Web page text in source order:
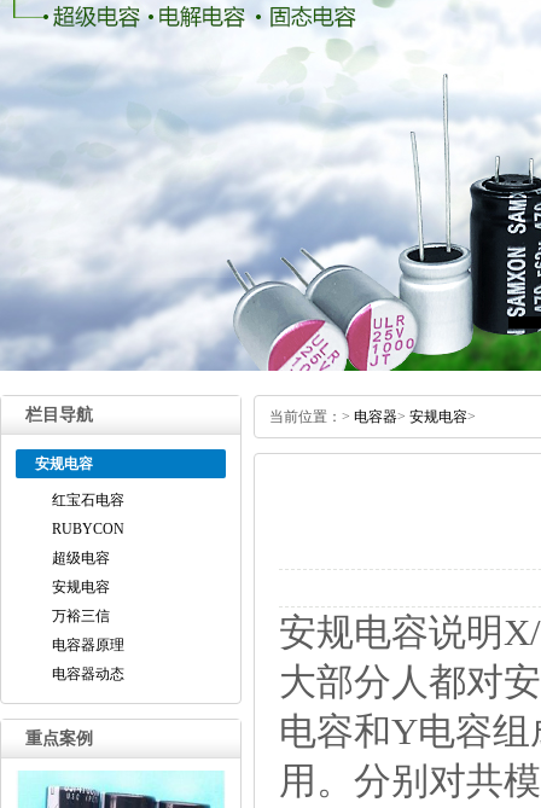
栏目导航
安规电容
红宝石电容
RUBYCON
超级电容
安规电容
万裕三信
电容器原理
电容器动态
重点案例
当前位置： > 电容器> 安规电容>
安规电容说明
大部分人都对
电容和Y电容
用。分别对共